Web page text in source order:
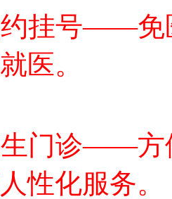
挂号——免
医。
门诊——方
性化服务。